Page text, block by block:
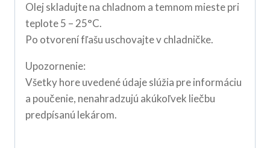
Olej skladujte na chladnom a temnom mieste pri
teplote 5 – 25°C.
Po otvorení fľašu uschovajte v chladničke.
Upozornenie:
Všetky hore uvedené údaje slúžia pre informáciu
a poučenie, nenahradzujú akúkoľvek liečbu
predpísanú lekárom.